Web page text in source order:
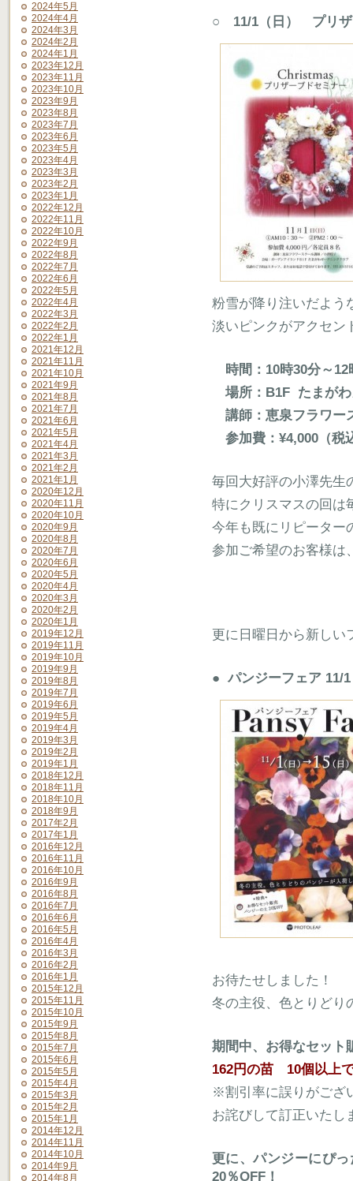
2024年5月
2024年4月
2024年3月
2024年2月
2024年1月
2023年12月
2023年11月
2023年10月
2023年9月
2023年8月
2023年7月
2023年6月
2023年5月
2023年4月
2023年3月
2023年2月
2023年1月
2022年12月
2022年11月
2022年10月
2022年9月
2022年8月
2022年7月
2022年6月
2022年5月
2022年4月
2022年3月
2022年2月
2022年1月
2021年12月
2021年11月
2021年10月
2021年9月
2021年8月
2021年7月
2021年6月
2021年5月
2021年4月
2021年3月
2021年2月
2021年1月
2020年12月
2020年11月
2020年10月
2020年9月
2020年8月
2020年7月
2020年6月
2020年5月
2020年4月
2020年3月
2020年2月
2020年1月
2019年12月
2019年11月
2019年10月
2019年9月
2019年8月
2019年7月
2019年6月
2019年5月
2019年4月
2019年3月
2019年2月
2019年1月
2018年12月
2018年11月
2018年10月
2018年9月
2017年2月
2017年1月
2016年12月
2016年11月
2016年10月
2016年9月
2016年8月
2016年7月
2016年6月
2016年5月
2016年4月
2016年3月
2016年2月
2016年1月
2015年12月
2015年11月
2015年10月
2015年9月
2015年8月
2015年7月
2015年6月
2015年5月
2015年4月
2015年3月
2015年2月
2015年1月
2014年12月
2014年11月
2014年10月
2014年9月
2014年8月
○ 11/1（日） プリザ
粉雪が降り注いだよう
淡いピンクがアクセ
時間：10時30分～12
場所：B1F たまがわ
講師：恵泉フラワー
参加費：¥4,000（税
毎回大好評の小澤先生
特にクリスマスの回は
今年も既にリピーター
参加ご希望のお客様は
更に日曜日から新しい
● パンジーフェア 11/
お待たせしました！
冬の主役、色とりどり
期間中、お得なセット
162円の苗 10個以上
※割引率に誤りがござ
お詫びして訂正いたし
更に、パンジーにぴ
20％OFF！